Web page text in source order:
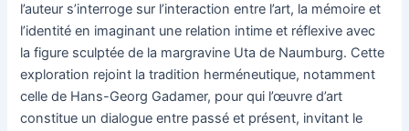
l’auteur s’interroge sur l’interaction entre l’art, la mémoire et
l’identité en imaginant une relation intime et réflexive avec
la figure sculptée de la margravine Uta de Naumburg. Cette
exploration rejoint la tradition herméneutique, notamment
celle de Hans-Georg Gadamer, pour qui l’œuvre d’art
constitue un dialogue entre passé et présent, invitant le